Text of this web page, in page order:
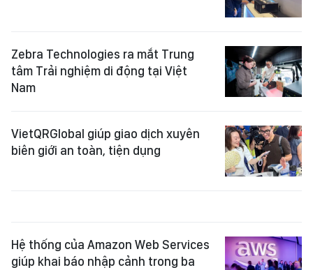
Zebra Technologies ra mắt Trung
tâm Trải nghiệm di động tại Việt
Nam
VietQRGlobal giúp giao dịch xuyên
biên giới an toàn, tiện dụng
Hệ thống của Amazon Web Services
giúp khai báo nhập cảnh trong ba